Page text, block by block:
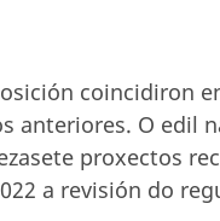
coincidiron
anteriores. O edil
proxectos
a revisión do